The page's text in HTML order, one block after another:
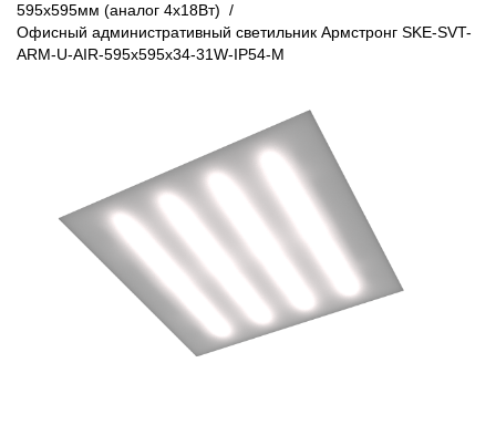
595х595мм (аналог 4х18Вт) /
Офисный административный светильник Армстронг SKE-SVT-
ARM-U-AIR-595x595x34-31W-IP54-M